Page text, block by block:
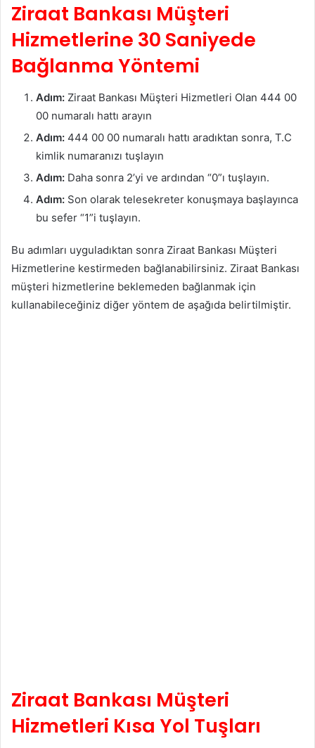
Ziraat Bankası Müşteri
Hizmetlerine 30 Saniyede
Bağlanma Yöntemi
Adım: Ziraat Bankası Müşteri Hizmetleri Olan 444 00
00 numaralı hattı arayın
Adım: 444 00 00 numaralı hattı aradıktan sonra, T.C
kimlik numaranızı tuşlayın
Adım: Daha sonra 2’yi ve ardından “0”ı tuşlayın.
Adım: Son olarak telesekreter konuşmaya başlayınca
bu sefer “1”i tuşlayın.
Bu adımları uyguladıktan sonra Ziraat Bankası Müşteri
Hizmetlerine kestirmeden bağlanabilirsiniz. Ziraat Bankası
müşteri hizmetlerine beklemeden bağlanmak için
kullanabileceğiniz diğer yöntem de aşağıda belirtilmiştir.
Ziraat Bankası Müşteri
Hizmetleri Kısa Yol Tuşları